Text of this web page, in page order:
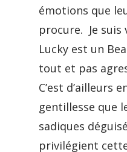
émotions que
procure. Je suis
Lucky est un
tout et pas
C’est d’ailleurs
gentillesse que
sadiques
privilégient